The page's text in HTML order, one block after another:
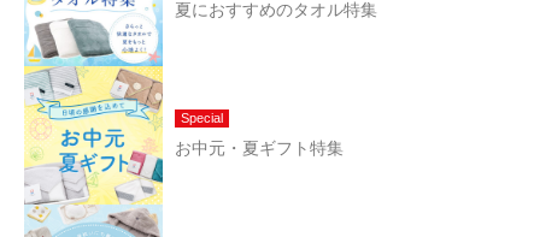
夏におすすめのタオル特集
Special
お中元・夏ギフト特集